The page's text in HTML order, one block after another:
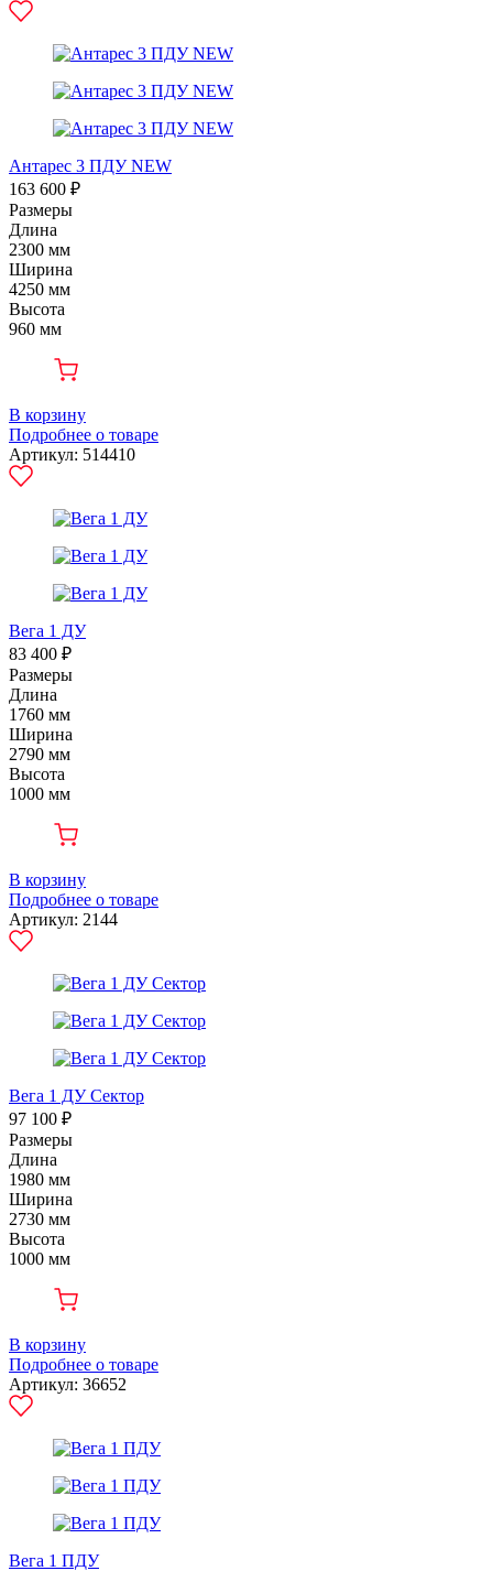
Антарес 3 ПДУ NEW
163 600 ₽
Размеры
Длина
2300 мм
Ширина
4250 мм
Высота
960 мм
В корзину
Подробнее о товаре
Артикул: 514410
Вега 1 ДУ
83 400 ₽
Размеры
Длина
1760 мм
Ширина
2790 мм
Высота
1000 мм
В корзину
Подробнее о товаре
Артикул: 2144
Вега 1 ДУ Сектор
97 100 ₽
Размеры
Длина
1980 мм
Ширина
2730 мм
Высота
1000 мм
В корзину
Подробнее о товаре
Артикул: 36652
Вега 1 ПДУ